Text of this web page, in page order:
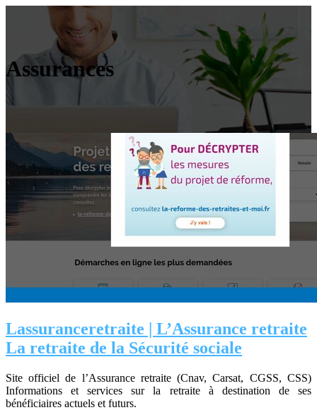
Assurances
Las­suranceret­raite | L’Assurance retraite
La retraite de la Sécurité sociale
Site officiel de l’Assurance retraite (Cnav, Carsat, CGSS, CSS)
Informations et services sur la retraite à destination de ses
bénéficiaires actuels et futurs.